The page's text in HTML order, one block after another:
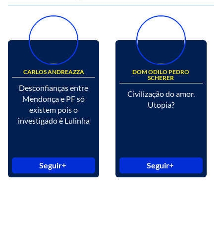
CARLOS ANDREAZZA
Desconfianças entre
Mendonça e PF só
existem pois o
investigado é Lulinha
Seguir
DOM ODILO PEDRO
SCHERER
Civilização do amor.
Utopia?
Seguir